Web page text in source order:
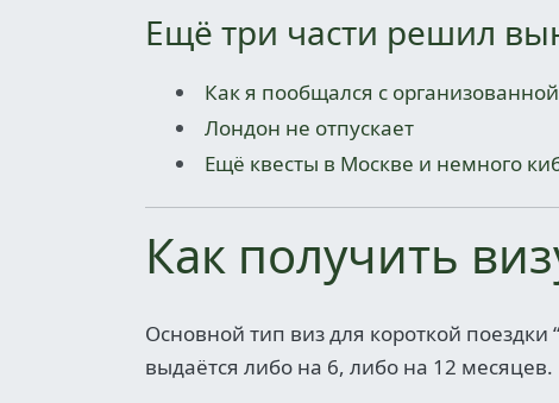
Ещё три части решил
Как я пообщался с
Лондон не отпускает
Eщё квесты в Москве и немного
Как получить
Основной тип виз для короткой
выдаётся либо на 6, либо на 12 месяцев.